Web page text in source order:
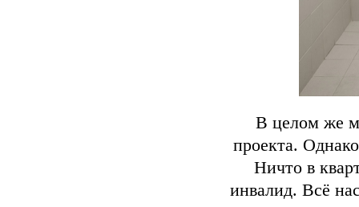
В целом же
проекта.
Ничто в
инвалид. Всё